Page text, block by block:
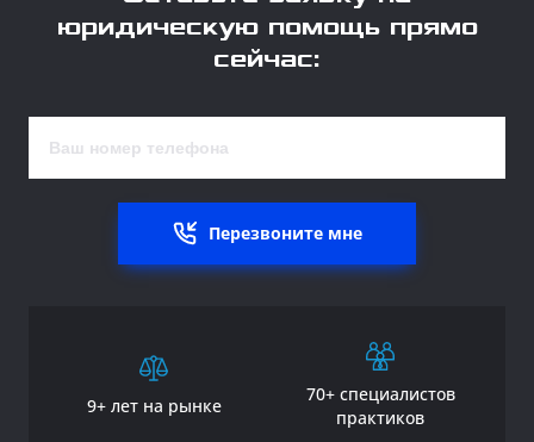
юридическую помощь прямо
сейчас:
Перезвоните мне
9+ лет на рынке
70+ специалистов
практиков